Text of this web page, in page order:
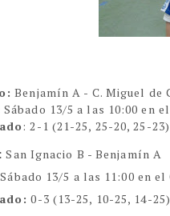
Benjamín A - C. Miguel de
Sábado 13/5 a las 10:00 en
:2-1 (21-25, 25-20, 25-23)
San Ignacio B - Benjamín A
Sábado 13/5 a las 11:00 en el
0-3 (13-25, 10-25, 14-25)